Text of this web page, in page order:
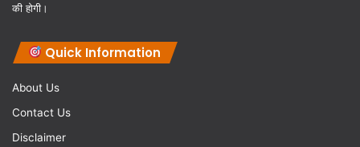
की होगी।
Quick Information
About Us
Contact Us
Disclaimer